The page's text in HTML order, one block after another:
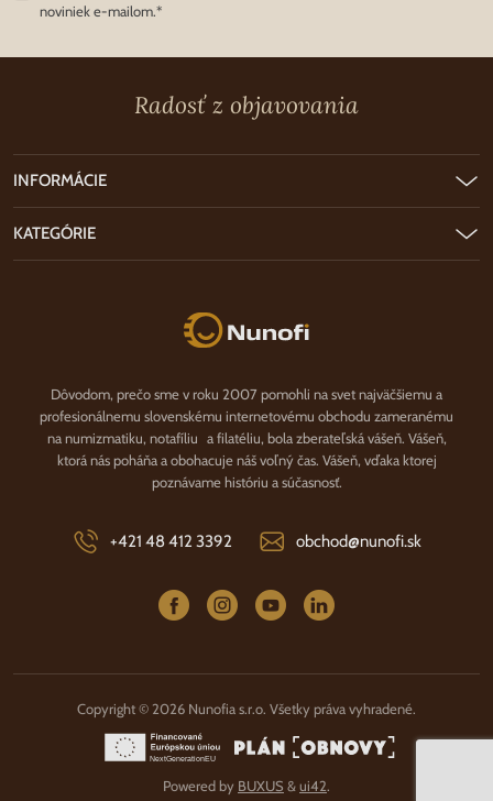
noviniek e-mailom.*
Radosť z objavovania
Nunofi.sk
Dôvodom, prečo sme v roku 2007 pomohli na svet najväčšiemu a
profesionálnemu slovenskému internetovému obchodu zameranému
na numizmatiku, notafíliu a filatéliu, bola zberateľská vášeň. Vášeň,
ktorá nás poháňa a obohacuje náš voľný čas. Vášeň, vďaka ktorej
poznávame históriu a súčasnosť.
+421 48 412 3392 obchod@nunofi.sk
INFORMÁCIE
KATEGÓRIE
Copyright © 2026 Nunofia s.r.o. Všetky práva vyhradené.
Powered by BUXUS &ui42.